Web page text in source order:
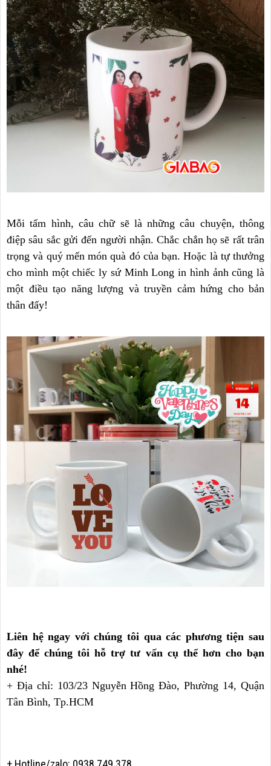
Mỗi tấm hình, câu chữ sẽ là những câu chuyện, thông
điệp sâu sắc gửi đến người nhận. Chắc chắn họ sẽ rất trân
trọng và quý mến món quà đó của bạn. Hoặc là tự thưởng
cho mình một chiếc ly sứ Minh Long in hình ảnh cũng là
một điều tạo năng lượng và truyền cảm hứng cho bản
thân đấy!
Liên hệ ngay với chúng tôi qua các phương tiện sau
đây để chúng tôi hỗ trợ tư vấn cụ thể hơn cho bạn
nhé!
+ Địa chỉ: 103/23 Nguyễn Hồng Đào, Phường 14, Quận
Tân Bình, Tp.HCM